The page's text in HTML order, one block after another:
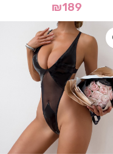
₪189